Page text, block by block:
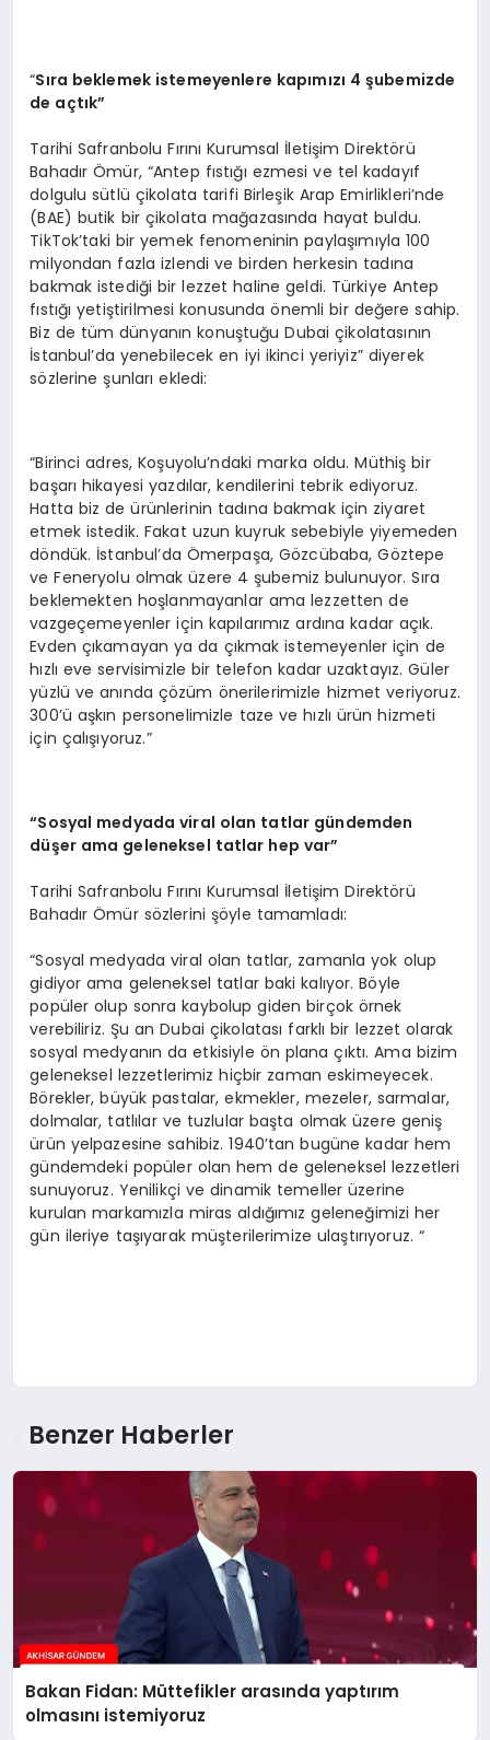
“Sıra beklemek istemeyenlere kapımızı 4 şubemizde
de açtık”
Tarihi Safranbolu Fırını Kurumsal İletişim Direktörü
Bahadır Ömür, “Antep fıstığı ezmesi ve tel kadayıf
dolgulu sütlü çikolata tarifi Birleşik Arap Emirlikleri’nde
(BAE) butik bir çikolata mağazasında hayat buldu.
TikTok’taki bir yemek fenomeninin paylaşımıyla 100
milyondan fazla izlendi ve birden herkesin tadına
bakmak istediği bir lezzet haline geldi. Türkiye Antep
fıstığı yetiştirilmesi konusunda önemli bir değere sahip.
Biz de tüm dünyanın konuştuğu Dubai çikolatasının
İstanbul’da yenebilecek en iyi ikinci yeriyiz” diyerek
sözlerine şunları ekledi:
“Birinci adres, Koşuyolu’ndaki marka oldu. Müthiş bir
başarı hikayesi yazdılar, kendilerini tebrik ediyoruz.
Hatta biz de ürünlerinin tadına bakmak için ziyaret
etmek istedik. Fakat uzun kuyruk sebebiyle yiyemeden
döndük. İstanbul’da Ömerpaşa, Gözcübaba, Göztepe
ve Feneryolu olmak üzere 4 şubemiz bulunuyor. Sıra
beklemekten hoşlanmayanlar ama lezzetten de
vazgeçemeyenler için kapılarımız ardına kadar açık.
Evden çıkamayan ya da çıkmak istemeyenler için de
hızlı eve servisimizle bir telefon kadar uzaktayız. Güler
yüzlü ve anında çözüm önerilerimizle hizmet veriyoruz.
300’ü aşkın personelimizle taze ve hızlı ürün hizmeti
için çalışıyoruz.”
“Sosyal medyada viral olan tatlar gündemden
düşer ama geleneksel tatlar hep var”
Tarihi Safranbolu Fırını Kurumsal İletişim Direktörü
Bahadır Ömür sözlerini şöyle tamamladı:
“Sosyal medyada viral olan tatlar, zamanla yok olup
gidiyor ama geleneksel tatlar baki kalıyor. Böyle
popüler olup sonra kaybolup giden birçok örnek
verebiliriz. Şu an Dubai çikolatası farklı bir lezzet olarak
sosyal medyanın da etkisiyle ön plana çıktı. Ama bizim
geleneksel lezzetlerimiz hiçbir zaman eskimeyecek.
Börekler, büyük pastalar, ekmekler, mezeler, sarmalar,
dolmalar, tatlılar ve tuzlular başta olmak üzere geniş
ürün yelpazesine sahibiz. 1940’tan bugüne kadar hem
gündemdeki popüler olan hem de geleneksel lezzetleri
sunuyoruz. Yenilikçi ve dinamik temeller üzerine
kurulan markamızla miras aldığımız geleneğimizi her
gün ileriye taşıyarak müşterilerimize ulaştırıyoruz. “
Benzer Haberler
Bakan Fidan: Müttefikler arasında yaptırım
olmasını istemiyoruz